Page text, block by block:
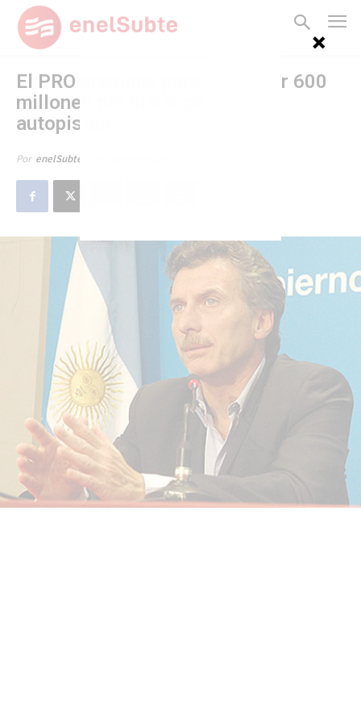
El PRO presiona para reasignar 600
millones del Subte para las
autopistas
Por enelSubte